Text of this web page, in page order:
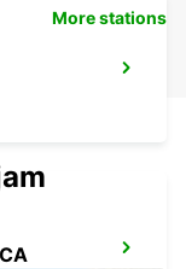
More stations